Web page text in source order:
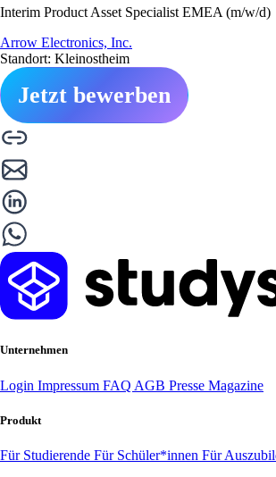
Interim Product Asset Specialist EMEA (m/w/d)
Arrow Electronics, Inc.
Standort: Kleinostheim
Jetzt bewerben
Unternehmen
Login Impressum FAQ AGB Presse Magazine
Produkt
Für Studierende Für Schüler*innen Für